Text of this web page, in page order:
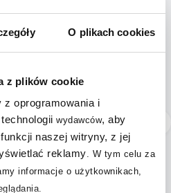
O plikach cookies
z plików cookie
oprogramowania i
wydawców, aby
naszej witryny, z jej
reklamy. W tym celu za
informacje o użytkownikach,
Dostępność:24h!
Kludi element
podtynkowy baterii
38243